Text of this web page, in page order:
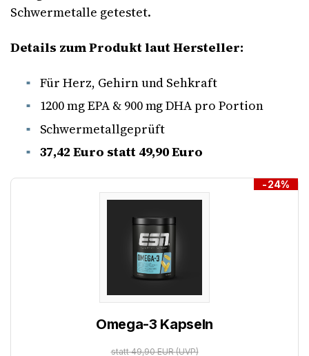
Schwermetalle getestet.
Details zum Produkt laut Hersteller:
Für Herz, Gehirn und Sehkraft
1200 mg EPA & 900 mg DHA pro Portion
Schwermetallgeprüft
37,42 Euro statt 49,90 Euro
-24%
Omega-3 Kapseln
statt 49,90 EUR(UVP)